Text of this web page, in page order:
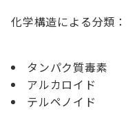
化学構造による分類：
タンパク質毒素
アルカロイド
テルペノイド